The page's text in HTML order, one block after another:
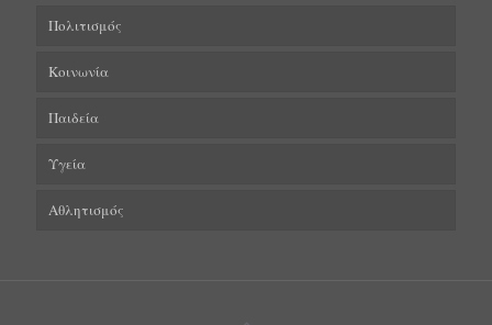
Πολιτισμός
Κοινωνία
Παιδεία
Υγεία
Αθλητισμός